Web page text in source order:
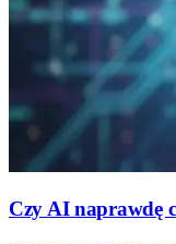
Czy AI naprawdę